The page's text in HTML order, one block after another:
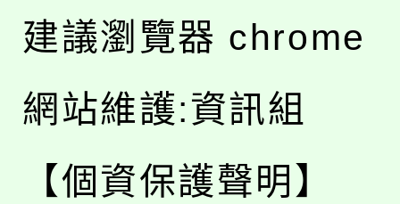
建議瀏覽器 chrome
網站維護:資訊組
【個資保護聲明】